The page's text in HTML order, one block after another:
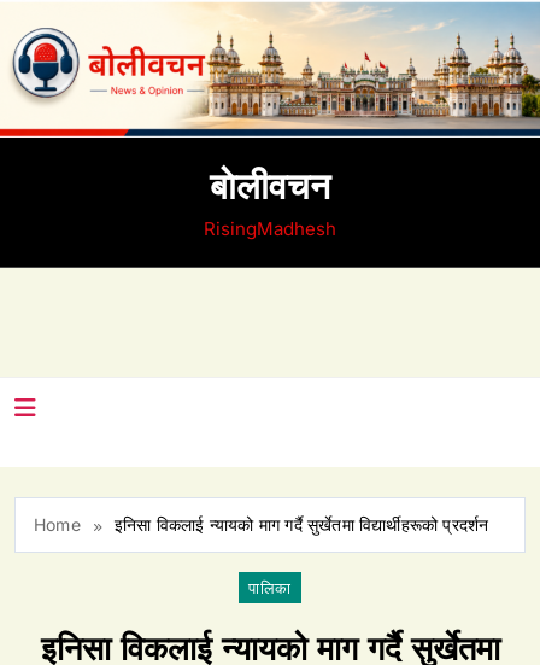
content
बाेलीवचन
RisingMadhesh
Home इनिसा विकलाई न्यायको माग गर्दै सुर्खेतमा विद्यार्थीहरूको प्रदर्शन
पालिका
इनिसा विकलाई न्यायको माग गर्दै सुर्खेतमा